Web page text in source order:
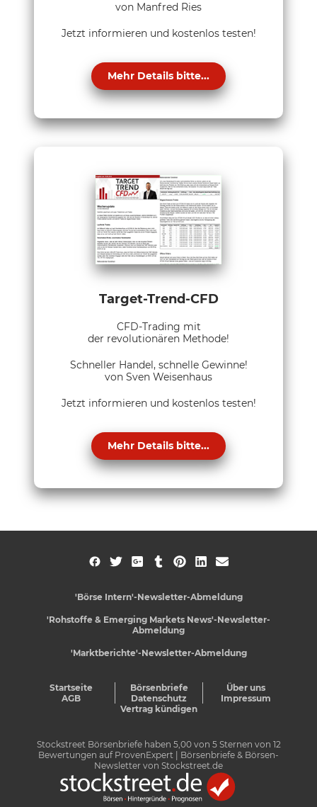
von Manfred Ries
Jetzt informieren und kostenlos testen!
Mehr Details bitte...
Target-Trend-CFD
CFD-Trading mit
der revolutionären Methode!
Schneller Handel, schnelle Gewinne!
von Sven Weisenhaus
Jetzt informieren und kostenlos testen!
Mehr Details bitte...
'Börse Intern'-Newsletter-Abmeldung
'Rohstoffe & Emerging Markets News'-Newsletter-
Abmeldung
'Marktberichte'-Newsletter-Abmeldung
Startseite Börsenbriefe
Über uns
AGB
Datenschutz
Impressum
Vertrag kündigen
Stockstreet Börsenbriefe haben 5,00von 5Sternen von 12
Bewertungen auf ProvenExpert
| Börsenbriefe & Börsen-
Newsletter von Stockstreet.de